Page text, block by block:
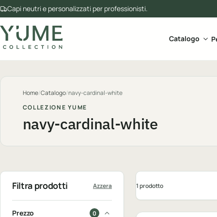
Capi neutri e personalizzati per professionisti.
Catalogo
Home/Catalogo/navy-cardinal-white
COLLEZIONE YUME
navy-cardinal-white
Filtra prodotti Azzera
Prezzo 0
1 prodotto
Personalizzabile